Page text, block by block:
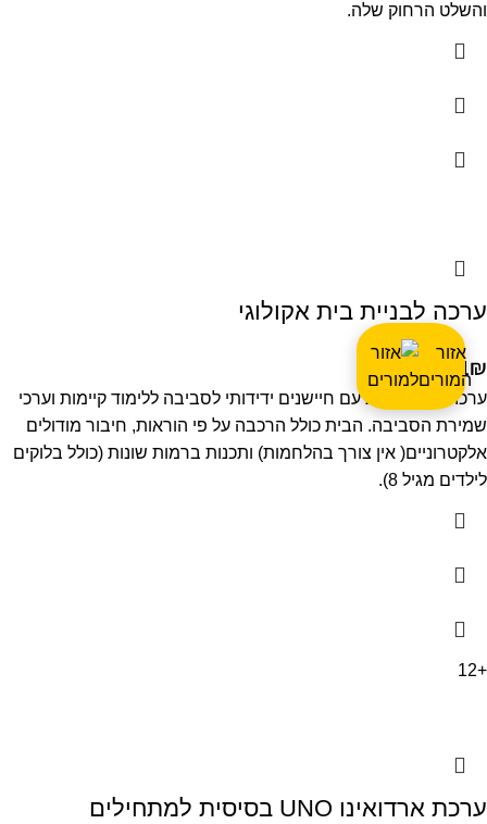
אזור
המורים
והשלט הרחוק שלה.
ערכה לבניית בית אקולוגי
401₪
ערכה לבניית בית עם חיישנים ידידותי לסביבה ללימוד קיימות וערכי
שמירת הסביבה. הבית כולל הרכבה על פי הוראות, חיבור מודולים
אלקטרוניים( אין צורך בהלחמות) ותכנות ברמות שונות (כולל בלוקים
לילדים מגיל 8).
+12
ערכת ארדואינו UNO בסיסית למתחילים